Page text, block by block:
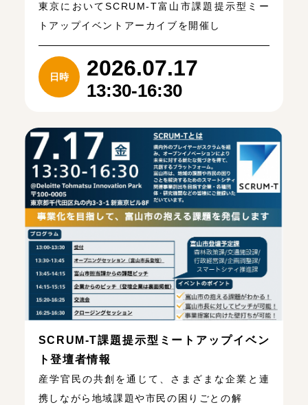
東京においてSCRUM-T富山市課題提示型ミー
トアップイベントアーカイブを開催し
日時 2026.07.17
13:30-16:30
SCRUM-T課題提示型ミートアップイベン
ト登壇者情報
産学官民の共創を通じて、さまざまな企業と連
携しながら地域課題や市民の困りごとの解